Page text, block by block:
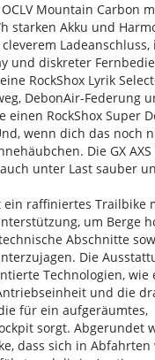
Mountain Carbon
starken Akku und
und diskreter
RockShox Lyrik
DebonAir-Federung
einen RockShox Super
wenn dich das noch
Die GX
unter Last sauber
ein raffiniertes Trailbike
um Berge
Abschnitte
Die
Technologien, wie
und die
für ein aufgeräumtes,
sorgt. Abgerundet
dass sich in Abfahrten